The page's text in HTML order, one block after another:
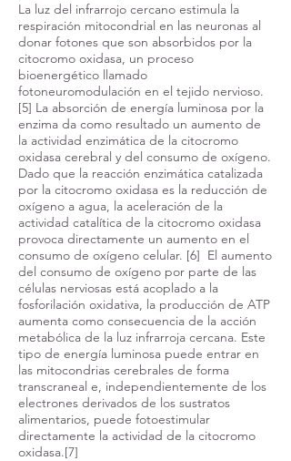
La luz del infrarrojo cercano estimula la
respiración mitocondrial en las neuronas al
donar fotones que son absorbidos por la
citocromo oxidasa, un proceso
bioenergético llamado
fotoneuromodulación en el tejido nervioso.
[5] La absorción de energía luminosa por la
enzima da como resultado un aumento de
la actividad enzimática de la citocromo
oxidasa cerebral y del consumo de oxígeno.
Dado que la reacción enzimática catalizada
por la citocromo oxidasa es la reducción de
oxígeno a agua, la aceleración de la
actividad catalítica de la citocromo oxidasa
provoca directamente un aumento en el
consumo de oxígeno celular. [6] El aumento
del consumo de oxígeno por parte de las
células nerviosas está acoplado a la
fosforilación oxidativa, la producción de ATP
aumenta como consecuencia de la acción
metabólica de la luz infrarroja cercana. Este
tipo de energía luminosa puede entrar en
las mitocondrias cerebrales de forma
transcraneal e, independientemente de los
electrones derivados de los sustratos
alimentarios, puede fotoestimular
directamente la actividad de la citocromo
oxidasa.[7]